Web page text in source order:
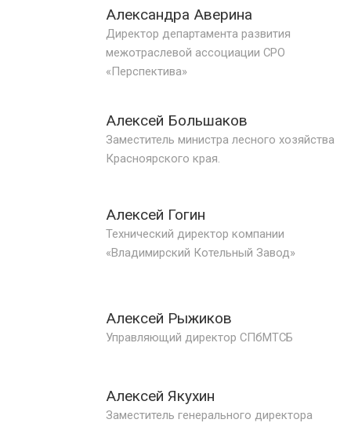
Александра Аверина
Директор департамента развития
межотраслевой ассоциации СРО
«Перспектива»
Алексей Большаков
Заместитель министра лесного хозяйства
Красноярского края.
Алексей Гогин
Технический директор компании
«Владимирский Котельный Завод»
Алексей Рыжиков
Управляющий директор СПбМТСБ
Алексей Якухин
Заместитель генерального директора